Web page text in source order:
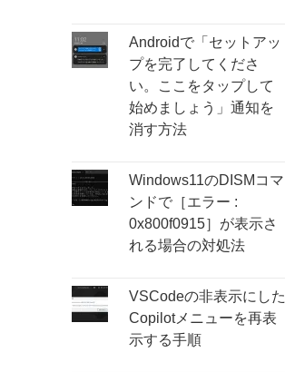
Androidで「セットアッ
プを完了してくださ
い。ここをタップして
始めましょう」通知を
消す方法
Windows11のDISMコマ
ンドで［エラー :
0x800f0915］が表示さ
れる場合の対処法
VSCodeの非表示にした
Copilotメニューを再表
示する手順